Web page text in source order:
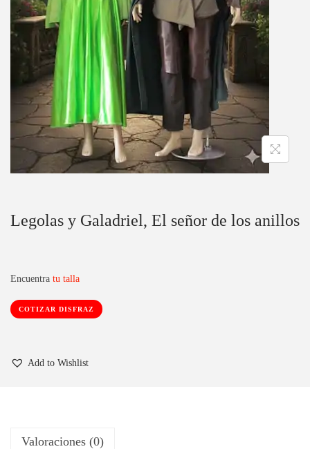
c
d
Legolas y Galadriel, El señor de los anillos
Encuentra tu talla
COTIZAR DISFRAZ
Add to Wishlist
Valoraciones (0)